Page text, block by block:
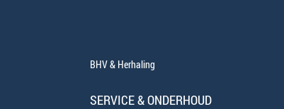
BHV & Herhaling
SERVICE & ONDERHOUD